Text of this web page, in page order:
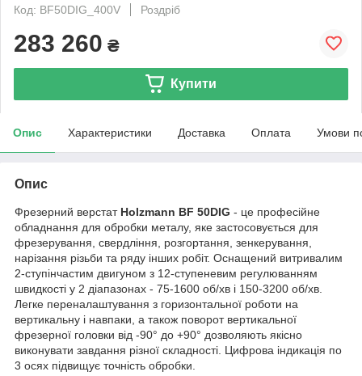
Код: BF50DIG_400V
Роздріб
283 260 ₴
Купити
Опис Характеристики Доставка Оплата Умови
Опис
Фрезерний верстат Holzmann BF 50DIG - це професійне
обладнання для обробки металу, яке застосовується для
фрезерування, свердління, розгортання, зенкерування,
нарізання різьби та ряду інших робіт. Оснащений витривалим
2-ступінчастим двигуном з 12-ступеневим регулюванням
швидкості у 2 діапазонах - 75-1600 об/хв і 150-3200 об/хв.
Легке переналаштування з горизонтальної роботи на
вертикальну і навпаки, а також поворот вертикальної
фрезерної головки від -90° до +90° дозволяють якісно
виконувати завдання різної складності. Цифрова індикація по
3 осях підвищує точність обробки.